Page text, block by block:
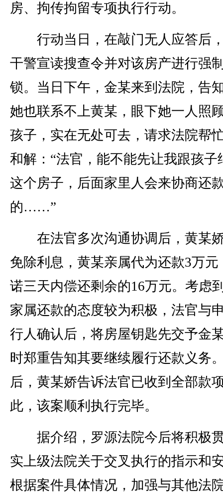
房、拘传拘留专项执行行动。
行动当日，在敲门无人应答后
干警宣读搜查令并对该房产进行强
锁。当日下午，金某来到法院，告
她也联系不上黄某，眼下她一人照
孩子，实在无处可去，请求法院帮
和解：“法官，能不能先让我跟孩子
这个房子，后面家里人会来协商还
的……”
在法官多次沟通协调后，黄某
免除利息，黄某亲属代为还款3万元
诺三天内偿还剩余的16万元。考虑
家属还款的态度较为积极，法官与
行人确认后，将房屋钥匙先交予金
时郑重告知其要继续履行还款义务
后，黄某娇告诉法官已收到全部款
此，该案顺利执行完毕。
据介绍，罗源法院今后将积极
实上级法院关于交叉执行的指示和
根据案件具体情况，加强与其他法